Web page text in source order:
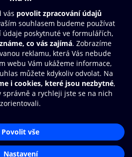
údajů
Aplikace O2 Knihovna
Čti a poslouchej své e-knihy a